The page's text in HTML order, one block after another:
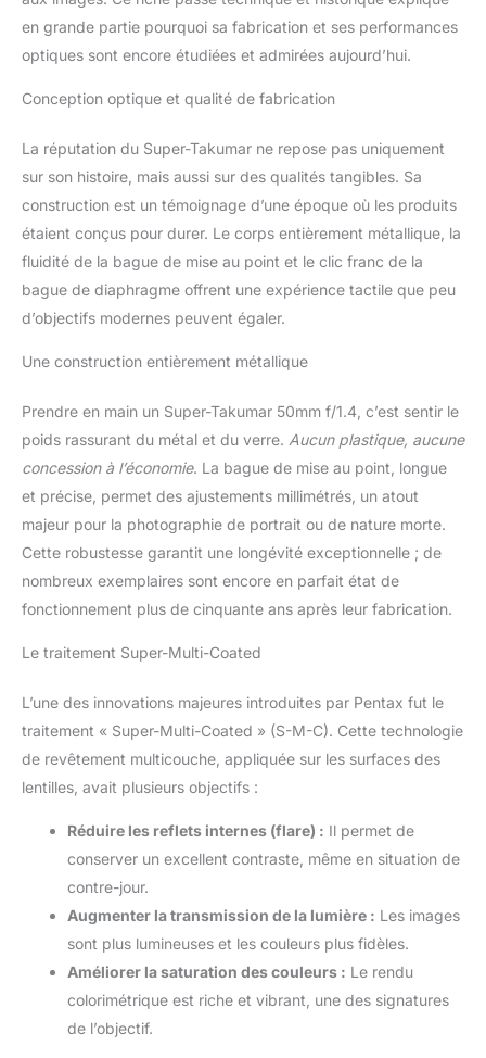
en grande partie pourquoi sa fabrication et ses performances
optiques sont encore étudiées et admirées aujourd’hui.
Conception optique et qualité de fabrication
La réputation du Super-Takumar ne repose pas uniquement
sur son histoire, mais aussi sur des qualités tangibles. Sa
construction est un témoignage d’une époque où les produits
étaient conçus pour durer. Le corps entièrement métallique, la
fluidité de la bague de mise au point et le clic franc de la
bague de diaphragme offrent une expérience tactile que peu
d’objectifs modernes peuvent égaler.
Une construction entièrement métallique
Prendre en main un Super-Takumar 50mm f/1.4, c’est sentir le
poids rassurant du métal et du verre. Aucun plastique, aucune
concession à l’économie. La bague de mise au point, longue
et précise, permet des ajustements millimétrés, un atout
majeur pour la photographie de portrait ou de nature morte.
Cette robustesse garantit une longévité exceptionnelle ; de
nombreux exemplaires sont encore en parfait état de
fonctionnement plus de cinquante ans après leur fabrication.
Le traitement Super-Multi-Coated
L’une des innovations majeures introduites par Pentax fut le
traitement « Super-Multi-Coated » (S-M-C). Cette technologie
de revêtement multicouche, appliquée sur les surfaces des
lentilles, avait plusieurs objectifs :
Réduire les reflets internes (flare) : Il permet de
conserver un excellent contraste, même en situation de
contre-jour.
Augmenter la transmission de la lumière : Les images
sont plus lumineuses et les couleurs plus fidèles.
Améliorer la saturation des couleurs : Le rendu
colorimétrique est riche et vibrant, une des signatures
de l’objectif.